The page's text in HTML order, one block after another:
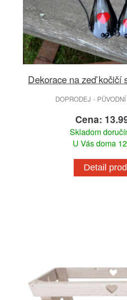
Dekorace na zeď kočičí
DOPRODEJ -
Cena:
Skladom
U Vás doma
Detail